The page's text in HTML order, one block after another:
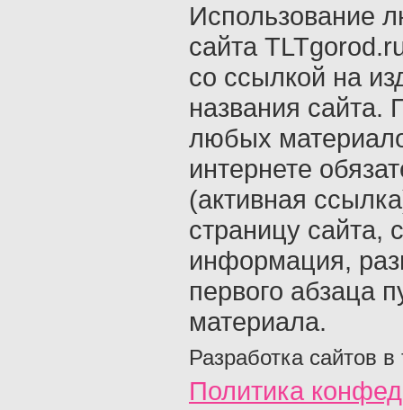
Использование
сайта
со ссылкой на
названия сайта.
любых
интернете
(активная
страницу сайта,
информация,
первого абзаца
материала.
Разработка сайтов в
Политика